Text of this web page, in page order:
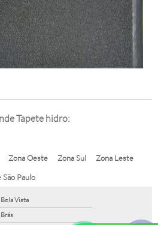
Tapete hidro:
Zona Oeste Zona Sul
Zona Leste
Paulo
Bela Vista
Brás